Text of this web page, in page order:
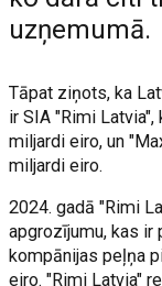
uzņemumā.
Tāpat ziņots, ka
ir SIA "Rimi
miljardi eiro, un
miljardi eiro.
2024. gadā "Rimi
apgrozījumu, kas ir
kompānijas peļņa
eiro. "Rimi Latvia"